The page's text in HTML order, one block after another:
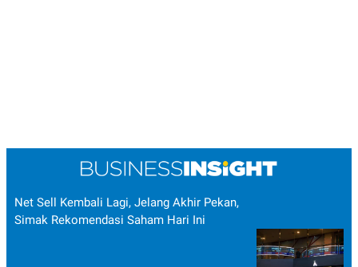
Net Sell Kembali Lagi, Jelang Akhir Pekan,
Simak Rekomendasi Saham Hari Ini